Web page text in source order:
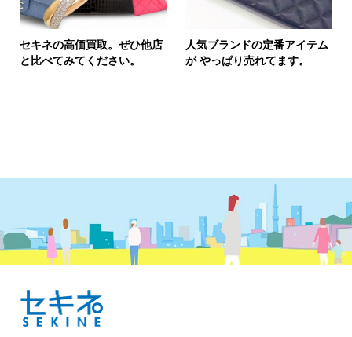
セキネの高価買取。ぜひ他店
と比べてみてください。
人気ブランドの定番アイテム
が やっぱり売れてます。